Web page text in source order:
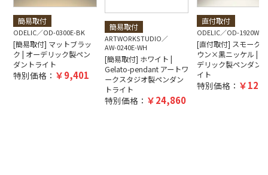
簡易取付
ODELIC OD-0300E-BK
[簡易取付] マットブラッ
ク | オーデリック製ペン
ダントライト
特別価格： 9,401
簡易取付
ARTWORKSTUDIO
AW-0240E-WH
[簡易取付] ホワイト |
Gelato-pendant アートワ
ークスタジオ製ペンダン
トライト
特別価格： 24,860
直付取付
ODELIC OD-1920W-
[直付取付] スモーク
ウン×黒ニッケル |
デリック製ペンダン
イト
特別価格：